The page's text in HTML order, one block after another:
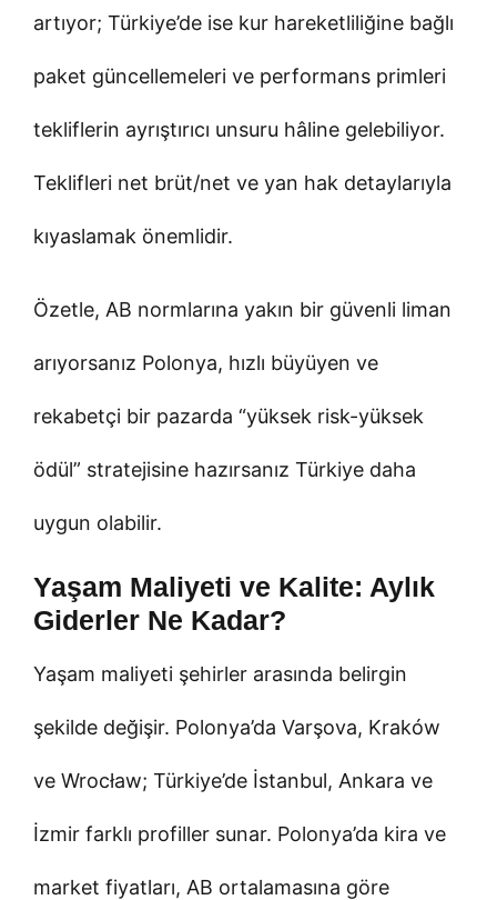
artıyor; Türkiye’de ise kur hareketliliğine bağlı
paket güncellemeleri ve performans primleri
tekliflerin ayrıştırıcı unsuru hâline gelebiliyor.
Teklifleri net brüt/net ve yan hak detaylarıyla
kıyaslamak önemlidir.
Özetle, AB normlarına yakın bir güvenli liman
arıyorsanız Polonya, hızlı büyüyen ve
rekabetçi bir pazarda “yüksek risk-yüksek
ödül” stratejisine hazırsanız Türkiye daha
uygun olabilir.
Yaşam Maliyeti ve Kalite: Aylık
Giderler Ne Kadar?
Yaşam maliyeti şehirler arasında belirgin
şekilde değişir. Polonya’da Varşova, Kraków
ve Wrocław; Türkiye’de İstanbul, Ankara ve
İzmir farklı profiller sunar. Polonya’da kira ve
market fiyatları, AB ortalamasına göre